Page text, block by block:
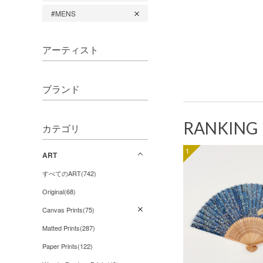
#MENS
アーティスト
ブランド
カテゴリ
ART
すべてのART(742)
Original(68)
Canvas Prints(75)
Matted Prints(287)
Paper Prints(122)
RANKING
1